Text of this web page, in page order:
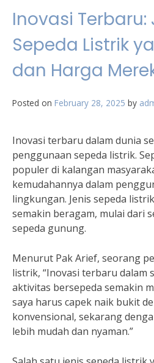
Inovasi Terbaru:
Sepeda Listrik
dan Harga
Posted on February 28, 2025 by
Inovasi terbaru dalam dunia
penggunaan sepeda listrik.
populer di kalangan
kemudahannya dalam
lingkungan. Jenis sepeda
semakin beragam, mulai dari
sepeda gunung.
Menurut Pak Arief, seorang
listrik, “Inovasi terbaru dalam
aktivitas bersepeda semakin
saya harus capek naik bukit
konvensional, sekarang
lebih mudah dan nyaman.”